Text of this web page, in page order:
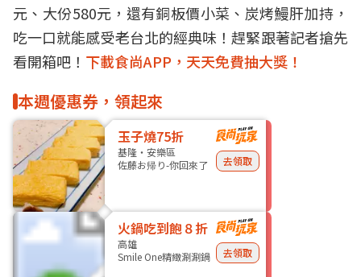
元、大份580元，還有銅板價小菜、炭烤鰻肝加持，
吃一口就能感受老台北的經典味！趕緊跟著記者搶先
看開箱吧！ 下載食尚APP，天天免費抽大獎！
本週優惠券，領起來
玉子燒75折
基隆・安樂區
佐藤お帰り-你回來了
去領取
火鍋吃到飽８折
高雄
Smile One精緻涮涮鍋
去領取